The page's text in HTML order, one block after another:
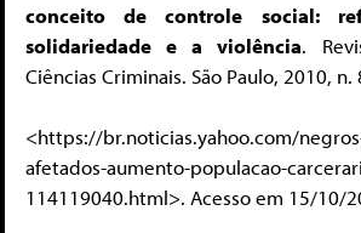
conceito de controle social:
solidariedade e a violência.
Ciências Criminais. São Paulo, 2010, n.
<https://br.noticias.yahoo.com/
afetados-aumento-populacao-
114119040.html>. Acesso em 15/10/